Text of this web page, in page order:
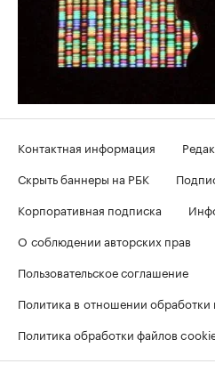
Контактная информация
Скрыть баннеры на РБК
Корпоративная подписка
О соблюдении авторских прав
Пользовательское соглашение
Политика в отношении
Политика обработки файлов